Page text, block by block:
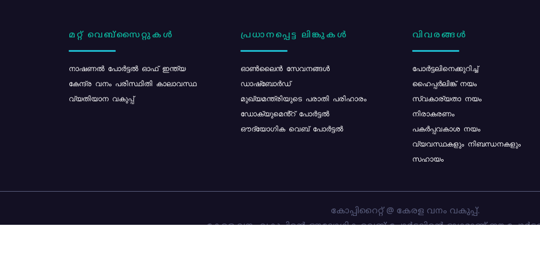
മറ്റ് വെബ്സൈറ്റുകൾ
നാഷണൽ പോർട്ടൽ ഓഫ് ഇന്ത്യ
കേന്ദ്ര വനം പരിസ്ഥിതി കാലാവസ്ഥ
വ്യതിയാന വകുപ്പ്
പ്രധാനപ്പെട്ട ലിങ്കുകൾ
ഓൺലൈൻ സേവനങ്ങൾ
ഡാഷ്ബോർഡ്
മുഖ്യമന്ത്രിയുടെ പരാതി പരിഹാരം
ഡോക്യുമെൻ്റ് പോർട്ടൽ
ഔദ്യോഗിക വെബ് പോർട്ടൽ
വിവരങ്ങൾ
പോര്‍ട്ടലിനെക്കുറിച്ച്
ഹൈപ്പർലിങ്ക് നയം
സ്വകാര്യതാ നയം
നിരാകരണം
പകർപ്പവകാശ നയം
വ്യവസ്ഥകളും നിബന്ധനകളും
സഹായം
കോപ്പിറൈറ്റ് @ കേരള വനം വകുപ്പ്.
കേരള വനം വകുപ്പിന്റെ ഔദ്യോഗിക വെബ്-പോർട്ടലിന്റെ ഭാഗമാണ് ഈ